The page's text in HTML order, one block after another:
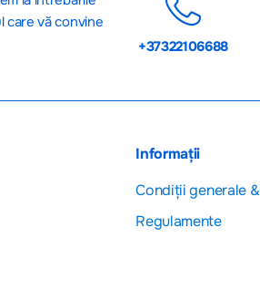
care vă convine
+37322106688
Informații
Сondiții generale
Regulamente